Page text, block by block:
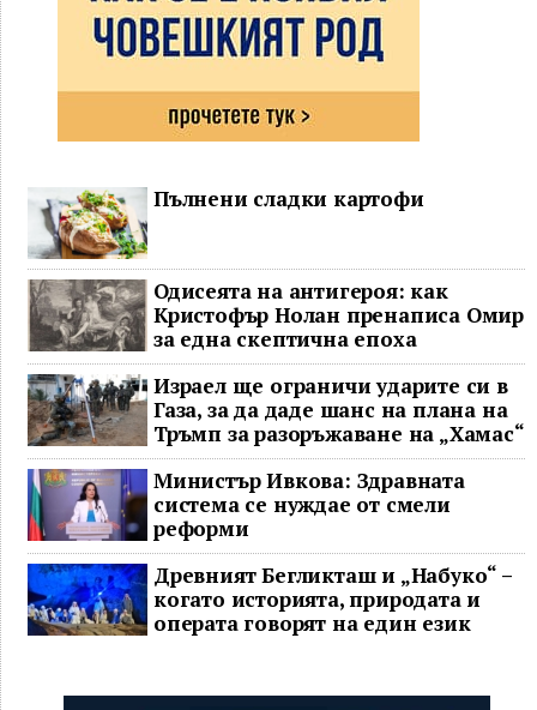
Пълнени сладки картофи
Одисеята на антигероя: как
Кристофър Нолан пренаписа Омир
за една скептична епоха
Израел ще ограничи ударите си в
Газа, за да даде шанс на плана на
Тръмп за разоръжаване на „Хамас“
Министър Ивкова: Здравната
система се нуждае от смели
реформи
Древният Бегликташ и „Набуко“ –
когато историята, природата и
операта говорят на един език